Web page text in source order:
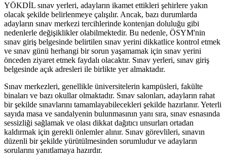
YÖKDİL sınav yerleri, adayların ikamet ettikleri şehirlere yakın
olacak şekilde belirlenmeye çalışılır. Ancak, bazı durumlarda
adayların sınav merkezi tercihlerinde kontenjan doluluğu gibi
nedenlerle değişiklikler olabilmektedir. Bu nedenle, ÖSYM'nin
sınav giriş belgesinde belirtilen sınav yerini dikkatlice kontrol etmek
ve sınav günü herhangi bir sorun yaşamamak için sınav yerini
önceden ziyaret etmek faydalı olacaktır. Sınav yerleri, sınav giriş
belgesinde açık adresleri ile birlikte yer almaktadır.
Sınav merkezleri, genellikle üniversitelerin kampüsleri, fakülte
binaları ve bazı okullar olmaktadır. Sınav salonları, adayların rahat
bir şekilde sınavlarını tamamlayabilecekleri şekilde hazırlanır. Yeterli
sayıda masa ve sandalyenin bulunmasının yanı sıra, sınav esnasında
sessizliği sağlamak ve olası dikkat dağıtıcı unsurları ortadan
kaldırmak için gerekli önlemler alınır. Sınav görevlileri, sınavın
düzenli bir şekilde yürütülmesinden sorumludur ve adayların
sorularını yanıtlamaya hazırdır.